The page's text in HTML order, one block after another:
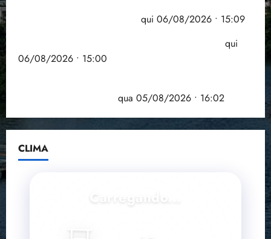
qui 06/08/2026 • 15:09
qui
06/08/2026 • 15:00
qua 05/08/2026 • 16:02
CLIMA
Carregando...